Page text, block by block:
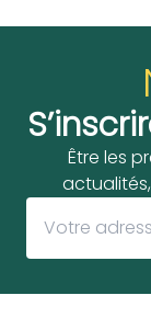
Être les